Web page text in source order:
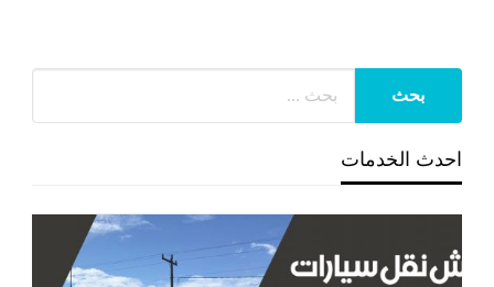
احدث الخدمات